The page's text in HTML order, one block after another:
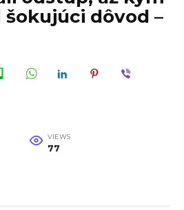
dôvod –
VIEWS
77